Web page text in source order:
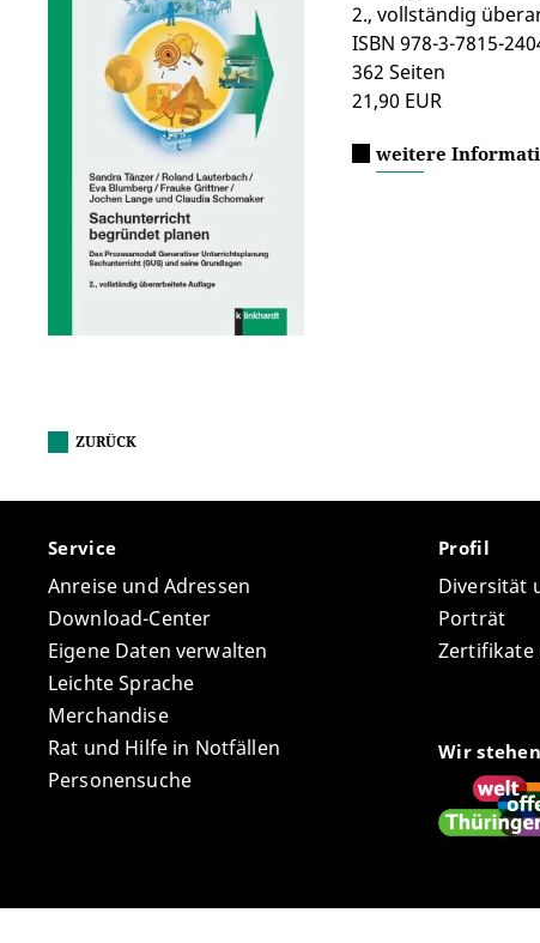
2., vollständig
ISBN 978-3-7815-
362 Seiten
21,90 EUR
weitere
ZURÜCK
Service
Anreise und Adressen
Download-Center
Eigene Daten verwalten
Leichte Sprache
Merchandise
Rat und Hilfe in Notfällen
Personensuche
Profil
Diversität
Porträt
Zertifikate
Wir